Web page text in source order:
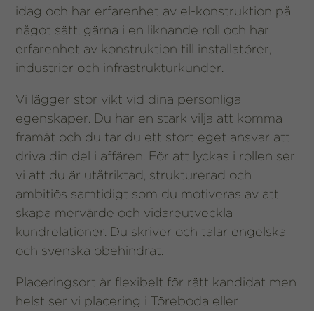
idag och har erfarenhet av el-konstruktion på
något sätt, gärna i en liknande roll och har
erfarenhet av konstruktion till installatörer,
industrier och infrastrukturkunder.
Vi lägger stor vikt vid dina personliga
egenskaper. Du har en stark vilja att komma
framåt och du tar du ett stort eget ansvar att
driva din del i affären. För att lyckas i rollen ser
vi att du är utåtriktad, strukturerad och
ambitiös samtidigt som du motiveras av att
skapa mervärde och vidareutveckla
kundrelationer. Du skriver och talar engelska
och svenska obehindrat.
Placeringsort är flexibelt för rätt kandidat men
helst ser vi placering i Töreboda eller